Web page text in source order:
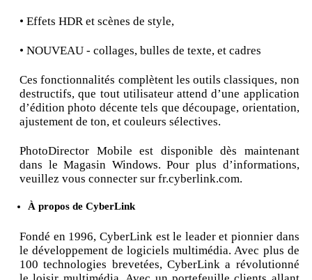
• Effets HDR et scènes de style,
• NOUVEAU - collages, bulles de texte, et cadres
Ces fonctionnalités complètent les outils classiques, non
destructifs, que tout utilisateur attend d’une application
d’édition photo décente tels que découpage, orientation,
ajustement de ton, et couleurs sélectives.
PhotoDirector Mobile est disponible dès maintenant
dans le Magasin Windows. Pour plus d’informations,
veuillez vous connecter sur fr.cyberlink.com.
À propos de CyberLink
Fondé en 1996, CyberLink est le leader et pionnier dans
le développement de logiciels multimédia. Avec plus de
100 technologies brevetées, CyberLink a révolutionné